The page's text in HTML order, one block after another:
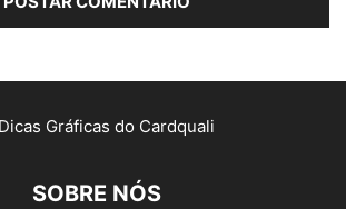
SOBRE NÓS